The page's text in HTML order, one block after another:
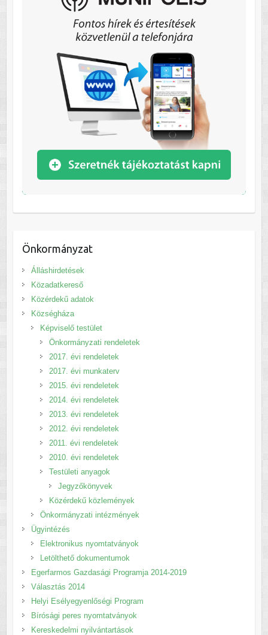
Önkormányzat
Álláshirdetések
Közadatkereső
Közérdekű adatok
Községháza
Képviselő testület
Önkormányzati rendeletek
2017. évi rendeletek
2017. évi munkaterv
2015. évi rendeletek
2014. évi rendeletek
2013. évi rendeletek
2012. évi rendeletek
2011. évi rendeletek
2010. évi rendeletek
Testületi anyagok
Jegyzőkönyvek
Közérdekű közlemények
Önkormányzati intézmények
Ügyintézés
Elektronikus nyomtatványok
Letölthető dokumentumok
Egerfarmos Gazdasági Programja 2014-2019
Választás 2014
Helyi Esélyegyenlőségi Program
Bírósági peres nyomtatványok
Kereskedelmi nyilvántartások